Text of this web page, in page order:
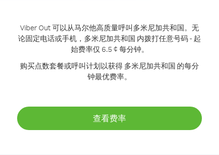
Viber Out 可以从马尔他高质量呼叫多米尼加共和国。 无
论固定电话或手机，多米尼加共和国 内拨打任意号码 - 起
始费率仅 6.5 ¢ 每分钟。
购买点数套餐或呼叫计划以获得 多米尼加共和国 的每分
钟最优费率。
查看费率